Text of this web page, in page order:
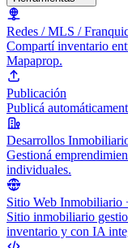
Redes / MLS /
Compartí inventario
Mapaprop.
Publicación
Publicá
Desarrollos
Gestioná
individuales.
Sitio Web Inmobiliario
Sitio inmobiliario
inventario y con IA